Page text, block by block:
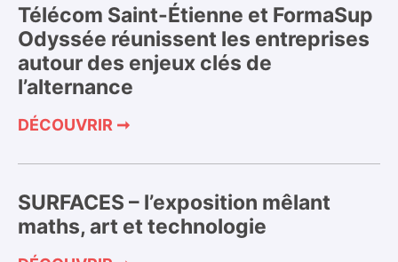
Télécom Saint-Étienne et FormaSup
Odyssée réunissent les entreprises
autour des enjeux clés de
l’alternance
DÉCOUVRIR ➞
SURFACES – l’exposition mêlant
maths, art et technologie